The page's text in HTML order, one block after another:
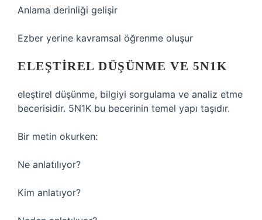
Anlama derinliği gelişir
Ezber yerine kavramsal öğrenme oluşur
ELEŞTIREL DÜŞÜNME VE 5N1K
eleştirel düşünme, bilgiyi sorgulama ve analiz etme
becerisidir. 5N1K bu becerinin temel yapı taşıdır.
Bir metin okurken:
Ne anlatılıyor?
Kim anlatıyor?